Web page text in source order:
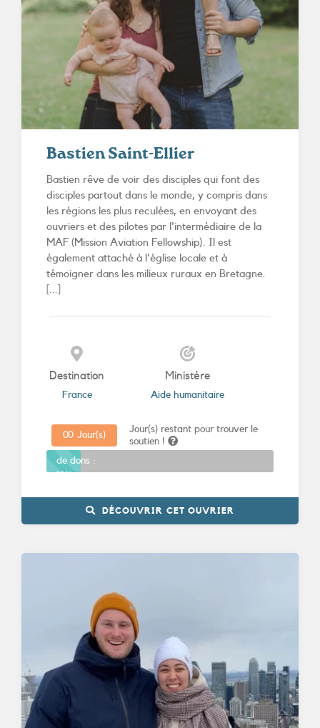
Bastien Saint-Ellier
Bastien rêve de voir des disciples qui font des
disciples partout dans le monde, y compris dans
les régions les plus reculées, en envoyant des
ouvriers et des pilotes par l'intermédiaire de la
MAF (Mission Aviation Fellowship). Il est
également attaché à l'église locale et à
témoigner dans les milieux ruraux en Bretagne.
Destination
France
Ministère
Aide humanitaire
Jour(s) restant pour trouver le
soutien !
00 Jour(s)
Promesses
de dons :
15%
DÉCOUVRIR CET OUVRIER